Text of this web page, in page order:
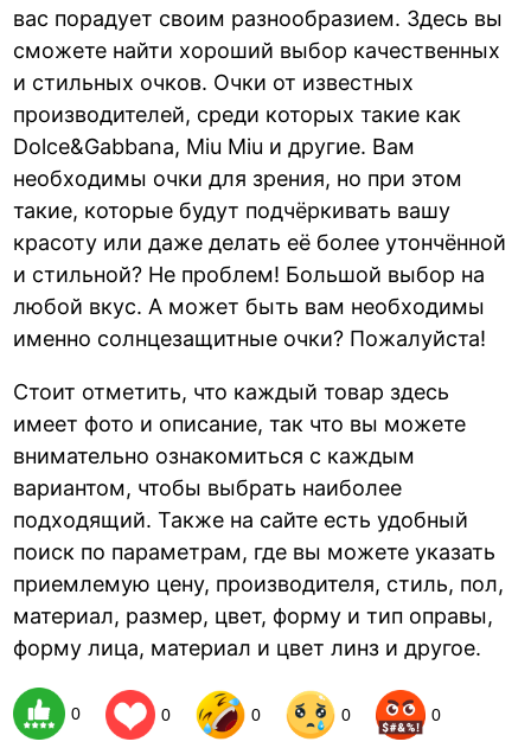
вас порадует своим разнообразием. Здесь вы
сможете найти хороший выбор качественных
и стильных очков. Очки от известных
производителей, среди которых такие как
Dolce&Gabbana, Miu Miu и другие. Вам
необходимы очки для зрения, но при этом
такие, которые будут подчёркивать вашу
красоту или даже делать её более утончённой
и стильной? Не проблем! Большой выбор на
любой вкус. А может быть вам необходимы
именно солнцезащитные очки? Пожалуйста!
Стоит отметить, что каждый товар здесь
имеет фото и описание, так что вы можете
внимательно ознакомиться с каждым
вариантом, чтобы выбрать наиболее
подходящий. Также на сайте есть удобный
поиск по параметрам, где вы можете указать
приемлемую цену, производителя, стиль, пол,
материал, размер, цвет, форму и тип оправы,
форму лица, материал и цвет линз и другое.
0 0 0 0 0